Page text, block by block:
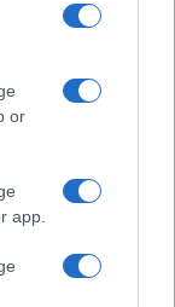
or
app.